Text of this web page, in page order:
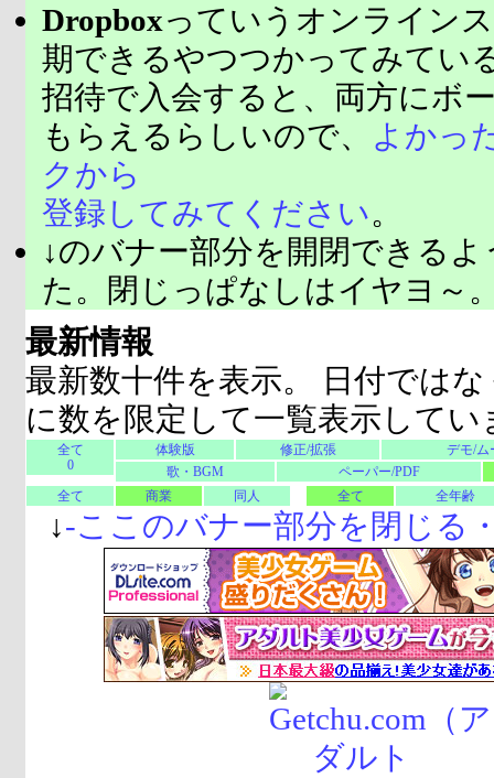
Dropboxっていうオンライン
期できるやつつかってみてい
招待で入会すると、両方にボ
もらえるらしいので、
よかっ
クから
登録してみてください。
↓のバナー部分を開閉できる
た。閉じっぱなしはイヤヨ～
最新情報
最新数十件を表示。 日付では
に数を限定して一覧表示してい
全て
0
体験版 修正/拡張
デモ/ム
歌・BGM
ペーパー/PDF
全て
商業 同人 全て 全年齢
↓-ここのバナー部分を閉じる